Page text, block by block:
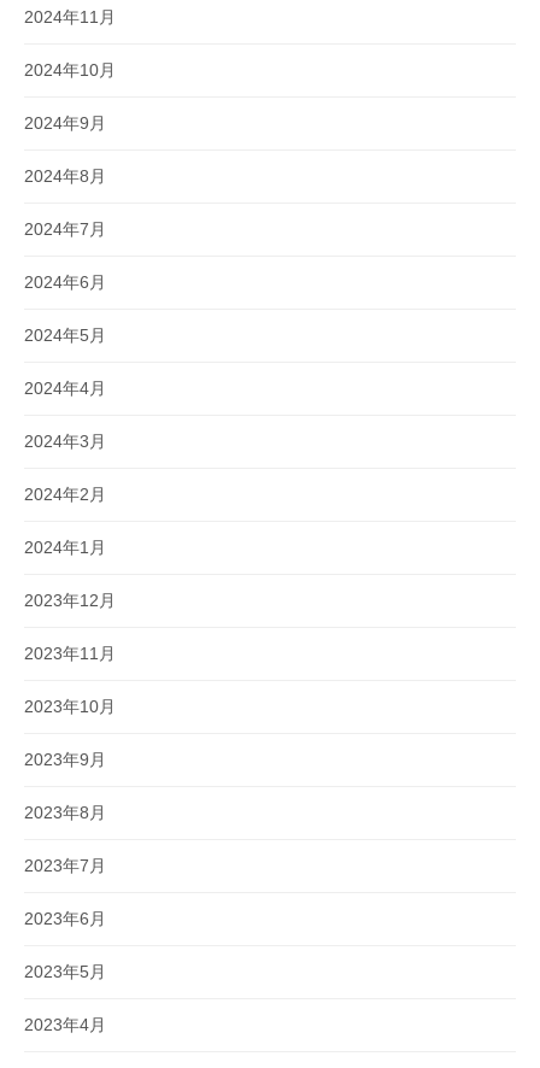
2024年11月
2024年10月
2024年9月
2024年8月
2024年7月
2024年6月
2024年5月
2024年4月
2024年3月
2024年2月
2024年1月
2023年12月
2023年11月
2023年10月
2023年9月
2023年8月
2023年7月
2023年6月
2023年5月
2023年4月